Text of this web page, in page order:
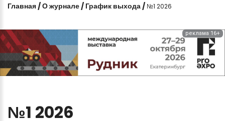
Главная /О журнале / График выхода / №1 2026
реклама 16+
№1 2026